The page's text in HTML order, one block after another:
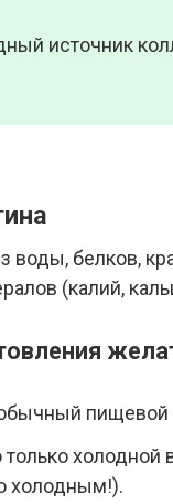
источник
воды, белков,
(калий,
пищевой
только
холодным!).